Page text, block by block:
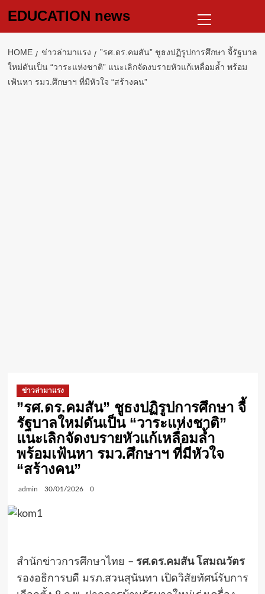
EDUCATION news
Menu
HOME ข่าวล่ามาแรง
​”รศ.ดร.คมสัน” ชูธงปฏิรูปการศึกษา จี้รัฐบาล
ใหม่ดันเป็น “วาระแห่งชาติ” แนะเลิกจัดงบรายหัวแก้เหลื่อมล้ำ พร้อม
เฟ้นหา รมว.ศึกษาฯ ที่มีหัวใจ “สร้างคน”
ข่าวล่ามาแรง
​”รศ.ดร.คมสัน” ชูธงปฏิรูปการศึกษา จี้
รัฐบาลใหม่ดันเป็น “วาระแห่งชาติ”
แนะเลิกจัดงบรายหัวแก้เหลื่อมล้ำ
พร้อมเฟ้นหา รมว.ศึกษาฯ ที่มีหัวใจ
“สร้างคน”
admin 30/01/2026 0
สำนักข่าวการศึกษาไทย – รศ.ดร.คมสัน โสมณวัตร
รองอธิการบดี มรภ.สวนสุนันทา เปิดวิสัยทัศน์รับการ